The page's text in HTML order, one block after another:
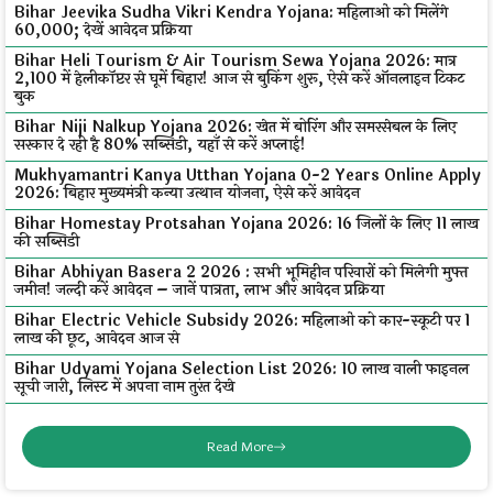
Bihar Jeevika Sudha Vikri Kendra Yojana: महिलाओं को मिलेंगे
₹60,000; देखें आवेदन प्रक्रिया
Bihar Heli Tourism & Air Tourism Sewa Yojana 2026: मात्र
₹2,100 में हेलीकॉप्टर से घूमें बिहार! आज से बुकिंग शुरू, ऐसे करें ऑनलाइन टिकट
बुक
Bihar Niji Nalkup Yojana 2026: खेत में बोरिंग और समरसेबल के लिए
सरकार दे रही है 80% सब्सिडी, यहाँ से करें अप्लाई!
Mukhyamantri Kanya Utthan Yojana 0-2 Years Online Apply
2026: बिहार मुख्यमंत्री कन्या उत्थान योजना, ऐसे करें आवेदन
Bihar Homestay Protsahan Yojana 2026: 16 जिलों के लिए ₹11 लाख
की सब्सिडी
Bihar Abhiyan Basera 2 2026 : सभी भूमिहीन परिवारों को मिलेगी मुफ्त
जमीन! जल्दी करें आवेदन – जानें पात्रता, लाभ और आवेदन प्रक्रिया
Bihar Electric Vehicle Subsidy 2026: महिलाओं को कार-स्कूटी पर ₹1
लाख की छूट, आवेदन आज से
Bihar Udyami Yojana Selection List 2026: ₹10 लाख वाली फाइनल
सूची जारी, लिस्ट में अपना नाम तुरंत देखे
Read More